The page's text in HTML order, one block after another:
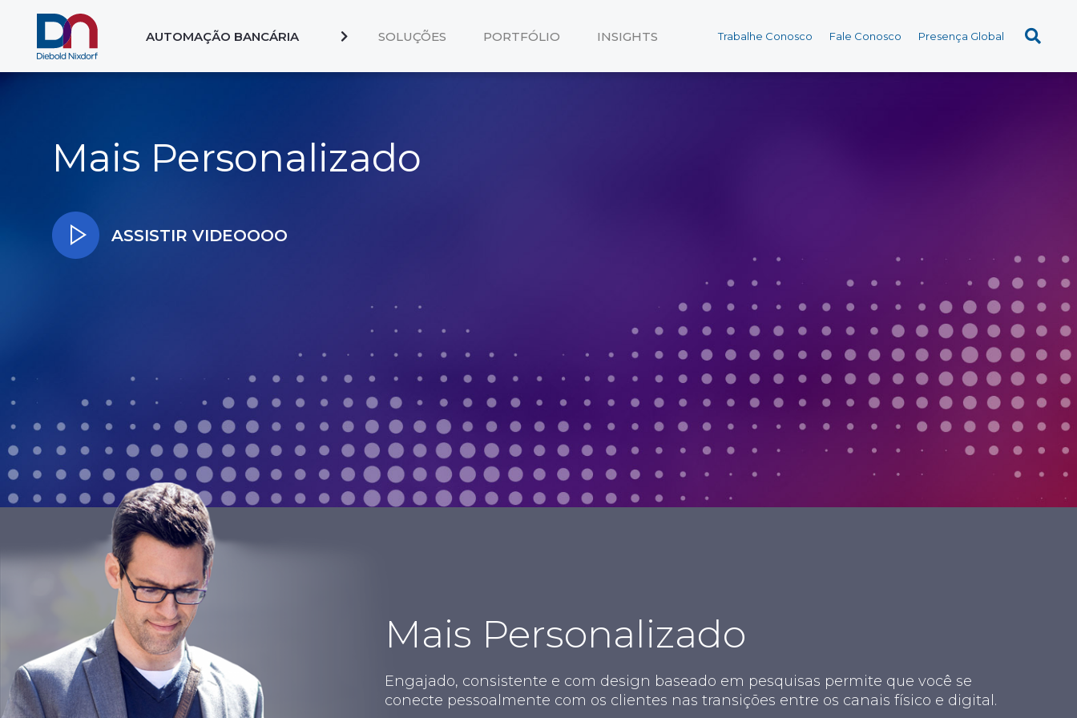
AUTOMAÇÃO BANCÁRIA SOLUÇÕES PORTFÓLIO INSIGHTS Trabalhe Conosco Fale Conosco Presença Global
Mais Personalizado
ASSISTIR VIDEOOOO
Mais Personalizado
Engajado, consistente e com design baseado em pesquisas permite que você se
conecte pessoalmente com os clientes nas transições entre os canais físico e digital.